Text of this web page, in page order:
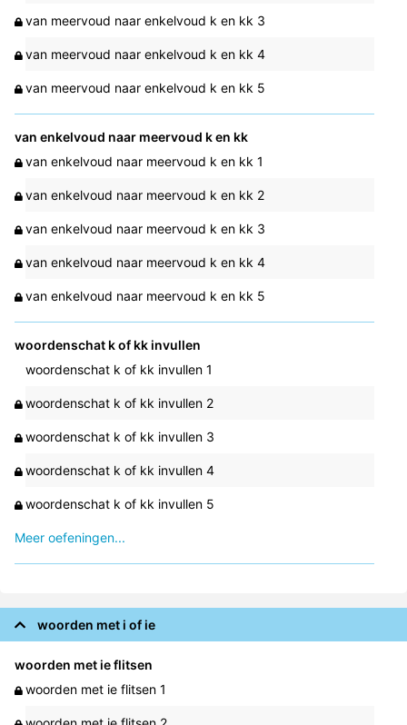
van meervoud naar enkelvoud k en kk 3
van meervoud naar enkelvoud k en kk 4
van meervoud naar enkelvoud k en kk 5
van enkelvoud naar meervoud k en kk
van enkelvoud naar meervoud k en kk 1
van enkelvoud naar meervoud k en kk 2
van enkelvoud naar meervoud k en kk 3
van enkelvoud naar meervoud k en kk 4
van enkelvoud naar meervoud k en kk 5
woordenschat k of kk invullen
woordenschat k of kk invullen 1
woordenschat k of kk invullen 2
woordenschat k of kk invullen 3
woordenschat k of kk invullen 4
woordenschat k of kk invullen 5
Meer oefeningen...
woorden met i of ie
woorden met ie flitsen
woorden met ie flitsen 1